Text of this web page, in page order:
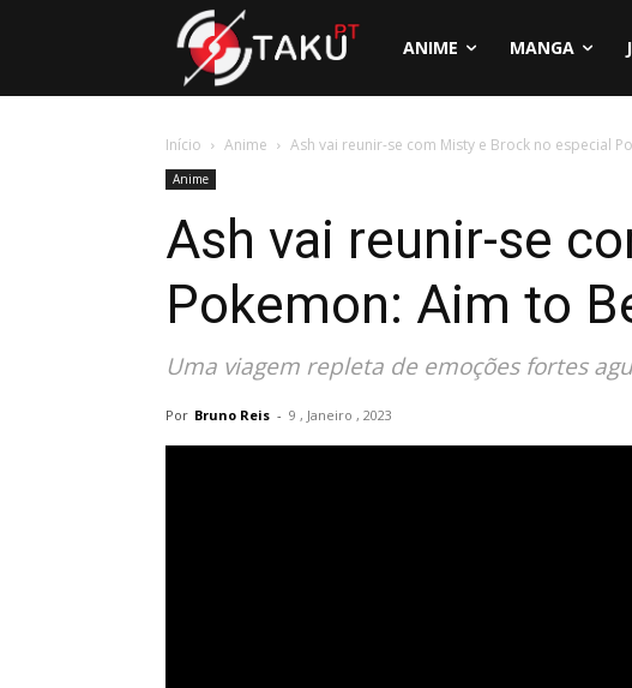
ANIME MANGA
Início Anime Ash vai reunir-se com Misty e Brock no especial
Anime
Ash vai reunir-se
Pokemon: Aim to
Uma viagem repleta de emoções fortes
Por Bruno Reis - 9 , Janeiro , 2023